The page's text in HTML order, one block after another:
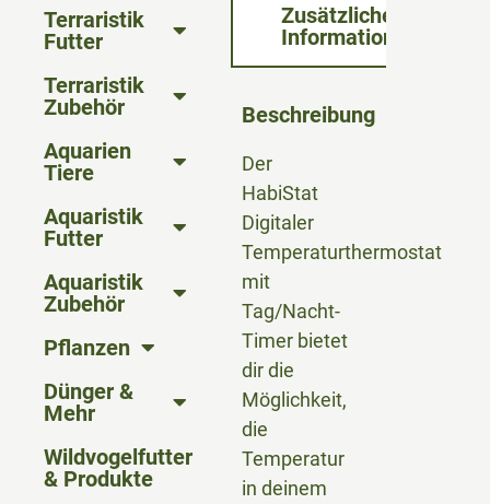
Terraristik
Futter
Terraristik
Zubehör
Aquarien
Tiere
Aquaristik
Futter
Aquaristik
Zubehör
Pflanzen
Dünger &
Mehr
Wildvogelfutter
& Produkte
Zusätzliche
Informationen
Beschreibung
Der
HabiStat
Digitaler
Temperaturthermostat
mit
Tag/Nacht-
Timer bietet
dir die
Möglichkeit,
die
Temperatur
in deinem